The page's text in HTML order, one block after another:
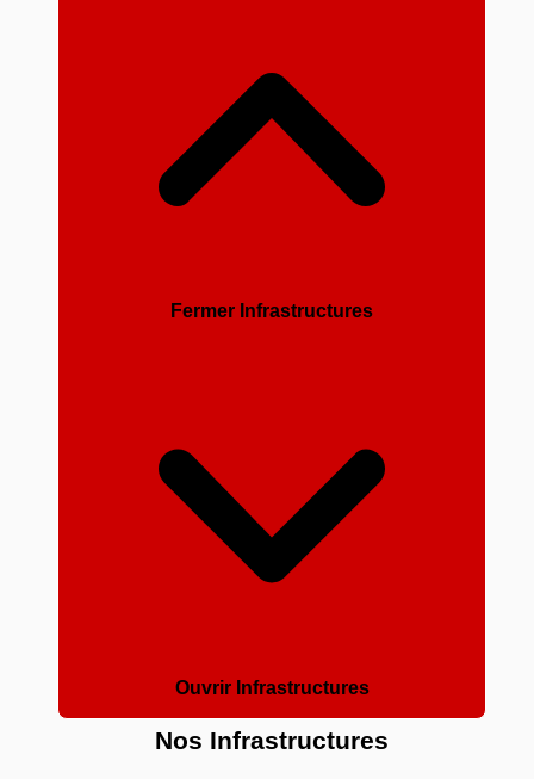
Fermer Infrastructures
Ouvrir Infrastructures
Nos Infrastructures